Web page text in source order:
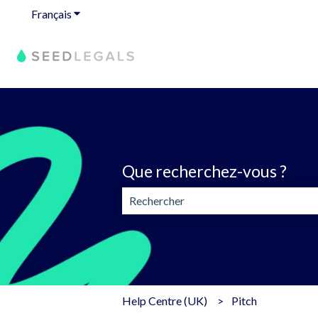
Français Afficher le sous-menu pour les traductions
Que recherchez-vous ?
Help Centre (UK) Pitch